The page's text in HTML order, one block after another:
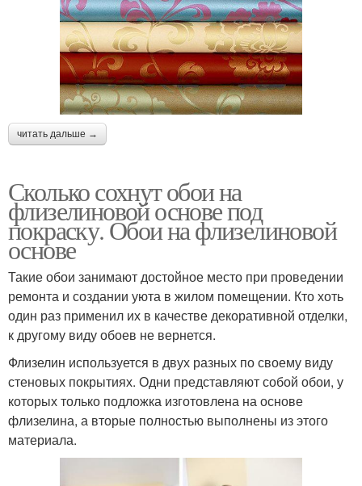
читать дальше →
Сколько сохнут обои на
флизелиновой основе под
покраску. Обои на флизелиновой
основе
Такие обои занимают достойное место при проведении
ремонта и создании уюта в жилом помещении. Кто хоть
один раз применил их в качестве декоративной отделки,
к другому виду обоев не вернется.
Флизелин используется в двух разных по своему виду
стеновых покрытиях. Одни представляют собой обои, у
которых только подложка изготовлена на основе
флизелина, а вторые полностью выполнены из этого
материала.